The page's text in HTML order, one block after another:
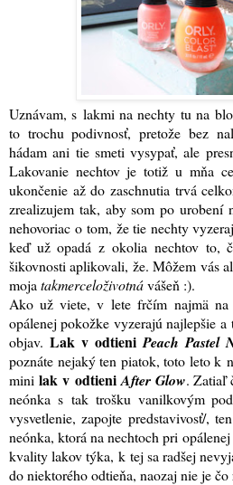
Uznávam, s lakmi na nechty tu na
to trochu podivnosť, pretože bez
hádam ani tie smeti vysypať, ale
Lakovanie nechtov je totiž u mňa
ukončenie až do zaschnutia trvá
zrealizujem tak, aby som po urobení
nehovoriac o tom, že tie nechty
keď už opadá z okolia nechtov to,
šikovnosti aplikovali, že. Môžem vás
moja takmerceloživotnávášeň :).
Ako už viete, v lete frčím najmä na
opálenej pokožke vyzerajú najlepšie
objav. Lak v odtieniPeach Pastel
poznáte nejaký ten piatok, toto leto k
mini lak v odtieni After Glow. Zatiaľ
neónka s tak trošku vanilkovým
vysvetlenie, zapojte predstavivosť/,
neónka, ktorá na nechtoch pri
kvality lakov týka, k tej sa radšej
do niektorého odtieňa, naozaj nie je čo